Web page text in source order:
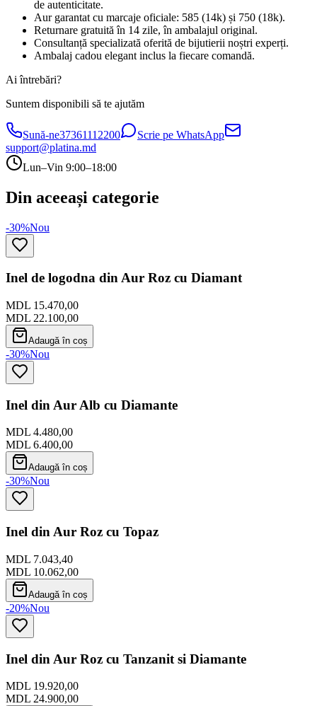
de autenticitate.
Aur garantat cu marcaje oficiale: 585 (14k) și 750 (18k).
Returnare gratuită în 14 zile, în ambalajul original.
Consultanță specializată oferită de bijutierii noștri experți.
Ambalaj cadou elegant inclus la fiecare comandă.
Ai întrebări?
Suntem disponibili să te ajutăm
Sună-ne37361112200
Scrie pe WhatsApp
support@platina.md
Lun–Vin 9:00–18:00
Din aceeași categorie
-30%Nou
Inel de logodna din Aur Roz cu Diamant
MDL 15.470,00
MDL 22.100,00
Adaugă în coș
-30%Nou
Inel din Aur Alb cu Diamante
MDL 4.480,00
MDL 6.400,00
Adaugă în coș
-30%Nou
Inel din Aur Roz cu Topaz
MDL 7.043,40
MDL 10.062,00
Adaugă în coș
-20%Nou
Inel din Aur Roz cu Tanzanit si Diamante
MDL 19.920,00
MDL 24.900,00